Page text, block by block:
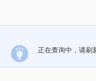
正在查询中，请刷